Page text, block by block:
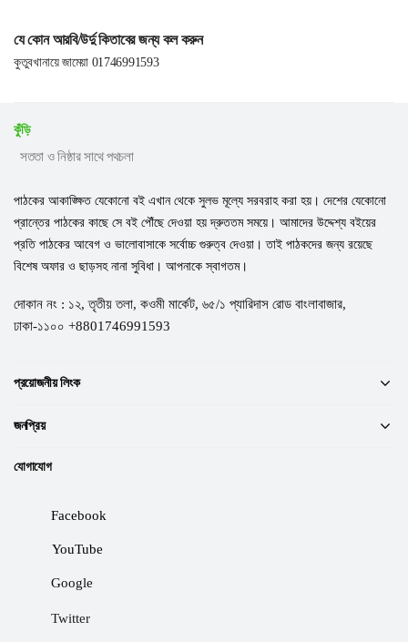
যে কোন আরবি/উর্দু কিতাবের জন্য কল করুন
কুতুবখানায়ে জামেয়া 01746991593
কুঁড়ি
সততা ও নিষ্ঠার সাথে পথচলা
পাঠকের আকাঙ্ক্ষিত যেকোনো বই এখান থেকে সুলভ মূল্যে সরবরাহ করা হয়। দেশের যেকোনো
প্রান্তের পাঠকের কাছে সে বই পৌঁছে দেওয়া হয় দ্রুততম সময়ে। আমাদের উদ্দেশ্য বইয়ের
প্রতি পাঠকের আবেগ ও ভালোবাসাকে সর্বোচ্চ গুরুত্ব দেওয়া। তাই পাঠকদের জন্য রয়েছে
বিশেষ অফার ও ছাড়সহ নানা সুবিধা। আপনাকে স্বাগতম।
দোকান নং : ১২, তৃতীয় তলা, কওমী মার্কেট, ৬৫/১ প্যারিদাস রোড বাংলাবাজার,
ঢাকা-১১০০ +8801746991593
প্রয়োজনীয় লিংক
জনপ্রিয়
যোগাযোগ
Facebook
YouTube
Google
Twitter